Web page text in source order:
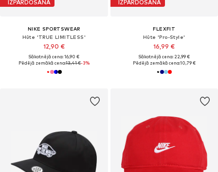
IZPĀRDOŠANA
NIKE SPORTSWEAR
Hūte 'TRUE LIMITLESS'
12,90 €
Sākotnējā cena: 16,90 €
Pēdējā zemākā cena:13,41 €-3%
IZPĀRDOŠANA
FLEXFIT
Hūte 'Pro-Style'
16,99 €
Sākotnējā cena: 22,99 €
Pēdējā zemākā cena:10,79 €